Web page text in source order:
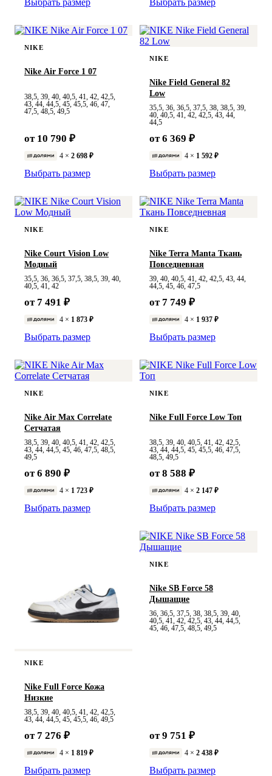
NIKE
Nike Air Force 1 07
38,5, 39, 40, 40,5, 41, 42, 42,5,
43, 44, 44,5, 45, 45,5, 46, 47,
47,5, 48,5, 49,5
от 10 790 ₽
4 × 2 698 ₽
Выбрать размер
NIKE
Nike Field General 82
Low
35,5, 36, 36,5, 37,5, 38, 38,5, 39,
40, 40,5, 41, 42, 42,5, 43, 44,
44,5
от 6 369 ₽
4 × 1 592 ₽
Выбрать размер
NIKE
Nike Court Vision Low
Модный
35,5, 36, 36,5, 37,5, 38,5, 39, 40,
40,5, 41, 42
от 7 491 ₽
4 × 1 873 ₽
Выбрать размер
NIKE
Nike Terra Manta Ткань
Повседневная
39, 40, 40,5, 41, 42, 42,5, 43, 44,
44,5, 45, 46, 47,5
от 7 749 ₽
4 × 1 937 ₽
Выбрать размер
NIKE
Nike Air Max Correlate
Сетчатая
38,5, 39, 40, 40,5, 41, 42, 42,5,
43, 44, 44,5, 45, 46, 47,5, 48,5,
49,5
от 6 890 ₽
4 × 1 723 ₽
Выбрать размер
NIKE
Nike Full Force Low Топ
38,5, 39, 40, 40,5, 41, 42, 42,5,
43, 44, 44,5, 45, 45,5, 46, 47,5,
48,5, 49,5
от 8 588 ₽
4 × 2 147 ₽
Выбрать размер
NIKE
Nike Full Force Кожа
Низкие
38,5, 39, 40, 40,5, 41, 42, 42,5,
43, 44, 44,5, 45, 45,5, 46, 49,5
от 7 276 ₽
4 × 1 819 ₽
Выбрать размер
NIKE
Nike SB Force 58
Дышащие
36, 36,5, 37,5, 38, 38,5, 39, 40,
40,5, 41, 42, 42,5, 43, 44, 44,5,
45, 46, 47,5, 48,5, 49,5
от 9 751 ₽
4 × 2 438 ₽
Выбрать размер